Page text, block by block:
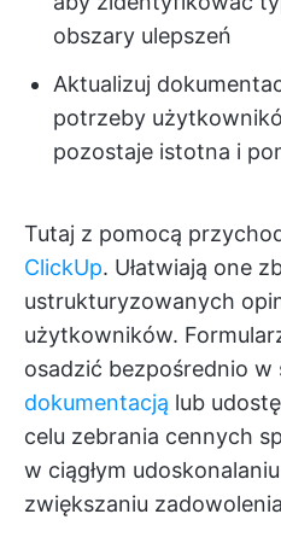
obszary ulepszeń
Aktualizuj
potrzeby
pozostaje istotna i
Tutaj z pomocą
ClickUp. Ułatwiają one
ustrukturyzowanych
użytkowników.
osadzić bezpośrednio w
dokumentacją lub
celu zebrania cennych
w ciągłym
zwiększaniu